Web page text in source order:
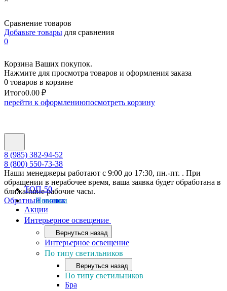
Сравнение товаров
Добавьте товары для сравнения
0
Корзина Ваших покупок.
Нажмите для просмотра товаров и оформления заказа
0 товаров в корзине
Итого0.00 ₽
перейти к оформлениюпосмотреть корзину
8 (985) 382-94-52
8 (800) 550-73-38
Наши менеджеры работают с 9:00 до 17:30, пн.-пт. . При
обращении в нерабочее время, ваша заявка будет обработана в
ближайшие рабочие часы.
Обратный звонок
ТОП-50
Новинки
Акции
Интерьерное освещение
Вернуться назад
Интерьерное освещение
По типу светильников
Вернуться назад
По типу светильников
Бра